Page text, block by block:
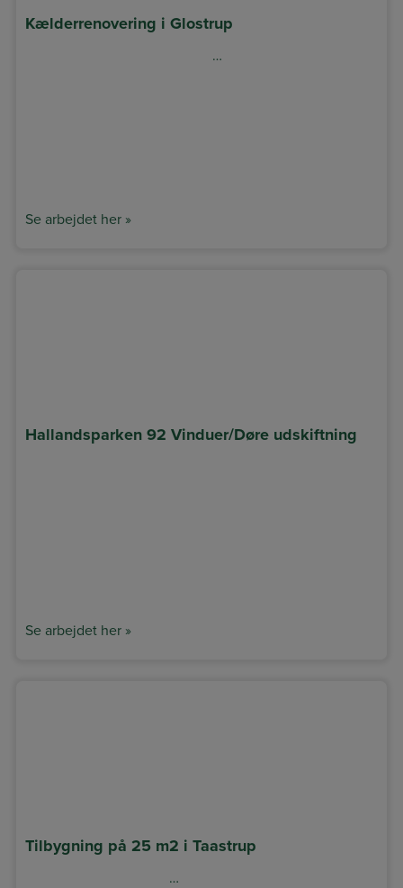
Kælderrenovering i Glostrup
…
Se arbejdet her »
Hallandsparken 92 Vinduer/Døre udskiftning
Se arbejdet her »
Tilbygning på 25 m2 i Taastrup
…